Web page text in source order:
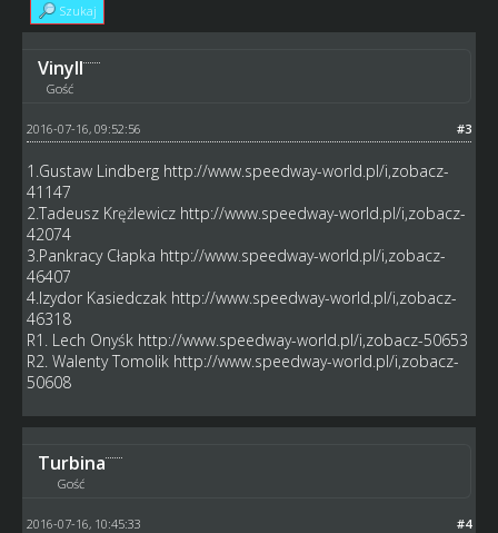
Szukaj
Vinyll
Gość
#3
2016-07-16, 09:52:56
1.Gustaw Lindberg http://www.speedway-world.pl/i,zobacz-
41147
2.Tadeusz Krężlewicz http://www.speedway-world.pl/i,zobacz-
42074
3.Pankracy Cłapka http://www.speedway-world.pl/i,zobacz-
46407
4.Izydor Kasiedczak http://www.speedway-world.pl/i,zobacz-
46318
R1. Lech Onyśk http://www.speedway-world.pl/i,zobacz-50653
R2. Walenty Tomolik http://www.speedway-world.pl/i,zobacz-
50608
Turbina
Gość
#4
2016-07-16, 10:45:33